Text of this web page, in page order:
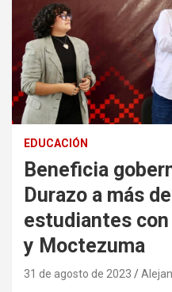
EDUCACIÓN
Beneficia
Durazo a más
estudiantes con
y Moctezuma
31 de agosto de 2023